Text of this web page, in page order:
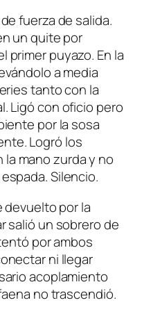
fuerza de salida.
un quite por
primer puyazo. En la
a media
tanto con la
Ligó con oficio pero
por la sosa
Logró los
mano zurda y no
Silencio.
devuelto por la
salió un sobrero de
por ambos
ni llegar
acoplamiento
no trascendió.